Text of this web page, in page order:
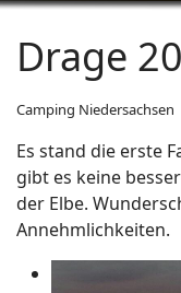
Drage
Camping Niedersachsen
Es stand die erste
gibt es keine
der Elbe.
Annehmlichkeiten.